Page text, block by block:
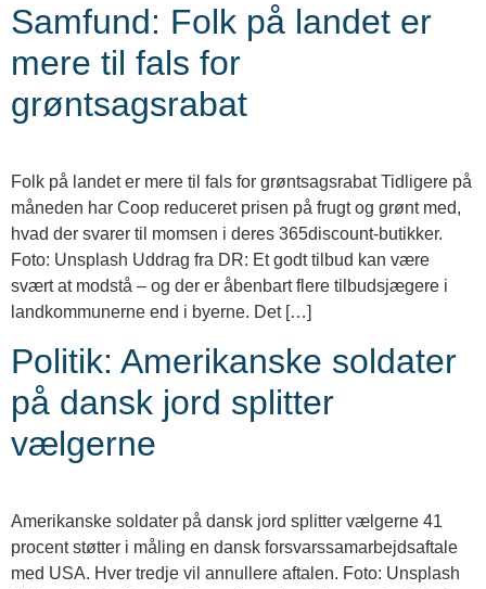
Samfund: Folk på landet er
mere til fals for
grøntsagsrabat
Folk på landet er mere til fals for grøntsagsrabat Tidligere på
måneden har Coop reduceret prisen på frugt og grønt med,
hvad der svarer til momsen i deres 365discount-butikker.
Foto: Unsplash Uddrag fra DR: Et godt tilbud kan være
svært at modstå – og der er åbenbart flere tilbudsjægere i
landkommunerne end i byerne. Det […]
Politik: Amerikanske soldater
på dansk jord splitter
vælgerne
Amerikanske soldater på dansk jord splitter vælgerne 41
procent støtter i måling en dansk forsvarssamarbejdsaftale
med USA. Hver tredje vil annullere aftalen. Foto: Unsplash